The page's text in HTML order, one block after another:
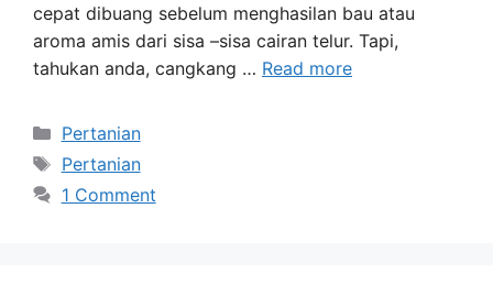
cepat dibuang sebelum menghasilan bau atau
aroma amis dari sisa –sisa cairan telur. Tapi,
tahukan anda, cangkang … Read more
Categories
Pertanian
Tags
Pertanian
1 Comment